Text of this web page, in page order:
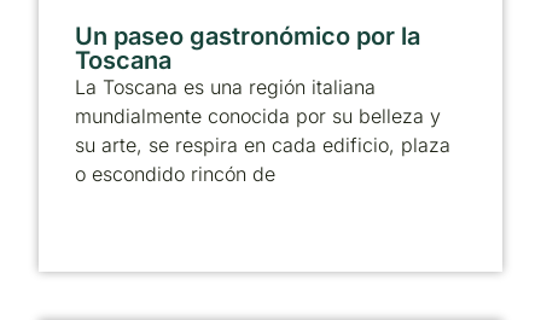
Un paseo gastronómico por la
Toscana
La Toscana es una región italiana
mundialmente conocida por su belleza y
su arte, se respira en cada edificio, plaza
o escondido rincón de